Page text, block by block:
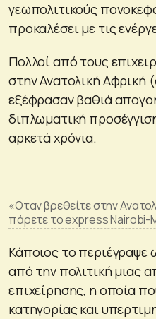
γεωπολιτικούς
προκαλέσει με τις
Πολλοί από τους
στην Ανατολική Αφρική
εξέφρασαν βαθιά
διπλωματική
αρκετά χρόνια.
«Οταν βρεθείτε στην
πάρετε το express Nairobi-
Κάποιος το περιέγραψε
από την πολιτική μιας
επιχείρησης, η οποία
κατηγορίας και